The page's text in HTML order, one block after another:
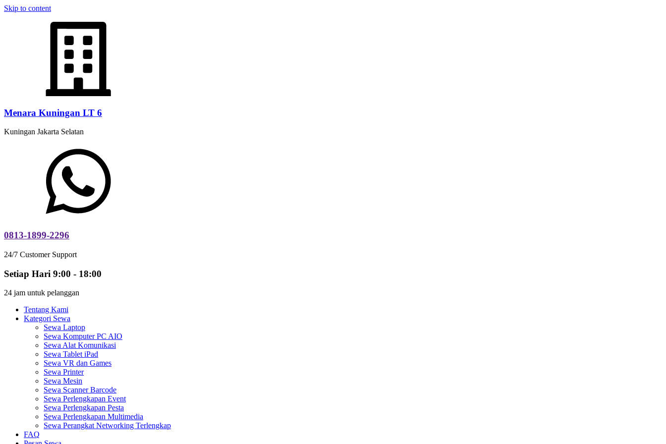
Skip to content
Menara Kuningan LT 6
Kuningan Jakarta Selatan
0813-1899-2296
24/7 Customer Support
Setiap Hari 9:00 - 18:00
24 jam untuk pelanggan
Tentang Kami
Kategori Sewa
Sewa Laptop
Sewa Komputer PC AIO
Sewa Alat Komunikasi
Sewa Tablet iPad
Sewa VR dan Games
Sewa Printer
Sewa Mesin
Sewa Scanner Barcode
Sewa Perlengkapan Event
Sewa Perlengkapan Pesta
Sewa Perlengkapan Multimedia
Sewa Perangkat Networking Terlengkap
FAQ